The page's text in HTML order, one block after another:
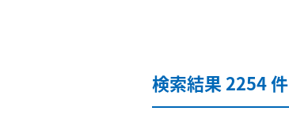
検索結果 2254 件